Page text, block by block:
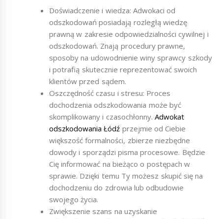
Doświadczenie i wiedza: Adwokaci od
odszkodowań posiadają rozległą wiedzę
prawną w zakresie odpowiedzialności cywilnej i
odszkodowań. Znają procedury prawne,
sposoby na udowodnienie winy sprawcy szkody
i potrafią skutecznie reprezentować swoich
klientów przed sądem.
Oszczędność czasu i stresu: Proces
dochodzenia odszkodowania może być
skomplikowany i czasochłonny. Adwokat
odszkodowania Łódź przejmie od Ciebie
większość formalności, zbierze niezbędne
dowody i sporządzi pisma procesowe. Będzie
Cię informować na bieżąco o postępach w
sprawie. Dzięki temu Ty możesz skupić się na
dochodzeniu do zdrowia lub odbudowie
swojego życia.
Zwiększenie szans na uzyskanie